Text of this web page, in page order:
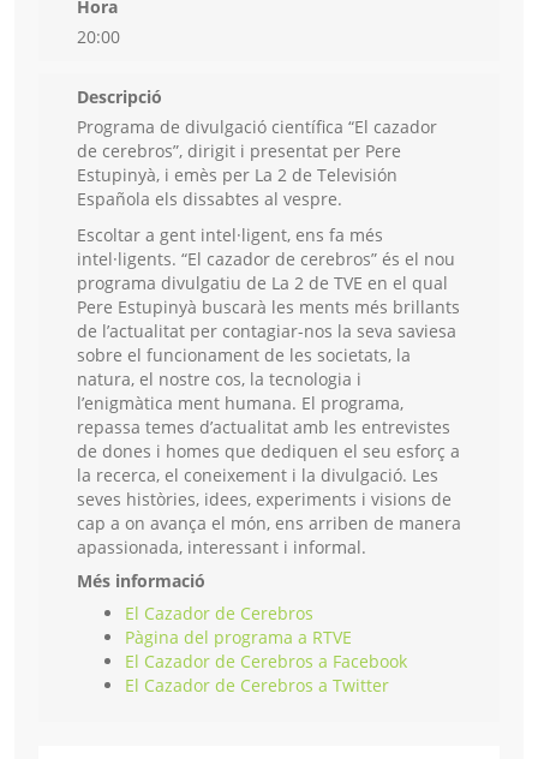
Hora
20:00
Descripció
Programa de divulgació científica “El cazador
de cerebros”, dirigit i presentat per Pere
Estupinyà, i emès per La 2 de Televisión
Española els dissabtes al vespre.
Escoltar a gent intel·ligent, ens fa més
intel·ligents. “El cazador de cerebros” és el nou
programa divulgatiu de La 2 de TVE en el qual
Pere Estupinyà buscarà les ments més brillants
de l’actualitat per contagiar-nos la seva saviesa
sobre el funcionament de les societats, la
natura, el nostre cos, la tecnologia i
l’enigmàtica ment humana. El programa,
repassa temes d’actualitat amb les entrevistes
de dones i homes que dediquen el seu esforç a
la recerca, el coneixement i la divulgació. Les
seves històries, idees, experiments i visions de
cap a on avança el món, ens arriben de manera
apassionada, interessant i informal.
Més informació
El Cazador de Cerebros
Pàgina del programa a RTVE
El Cazador de Cerebros a Facebook
El Cazador de Cerebros a Twitter